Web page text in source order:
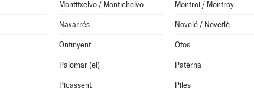
Montitxelvo / Montichelvo Montroi / Montroy
Navarrés Novelé / Novetlè
Ontinyent Otos
Palomar (el) Paterna
Picassent Piles